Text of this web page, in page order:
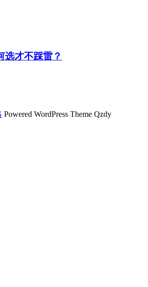
选才不踩雷？
Powered WordPress Theme Qzdy